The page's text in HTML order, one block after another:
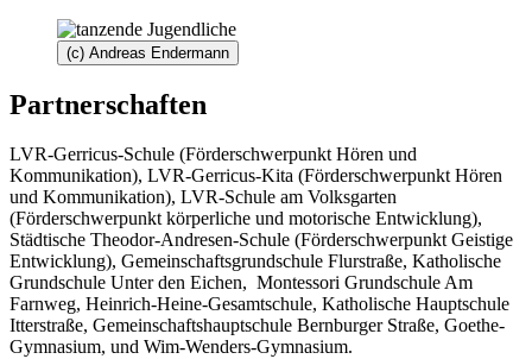
(c) Andreas Endermann
Partnerschaften
LVR-Gerricus-Schule (Förderschwerpunkt Hören und
Kommunikation), LVR-Gerricus-Kita (Förderschwerpunkt Hören
und Kommunikation), LVR-Schule am Volksgarten
(Förderschwerpunkt körperliche und motorische Entwicklung),
Städtische Theodor-Andresen-Schule (Förderschwerpunkt Geistige
Entwicklung), Gemeinschaftsgrundschule Flurstraße, Katholische
Grundschule Unter den Eichen, Montessori Grundschule Am
Farnweg, Heinrich-Heine-Gesamtschule, Katholische Hauptschule
Itterstraße, Gemeinschaftshauptschule Bernburger Straße, Goethe-
Gymnasium, und Wim-Wenders-Gymnasium.